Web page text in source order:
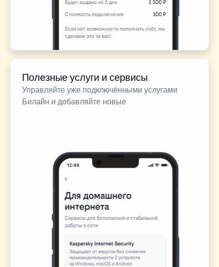
Полезные услуги и сервисы
Управляйте уже подключёнными услугами
Билайн и добавляйте новые